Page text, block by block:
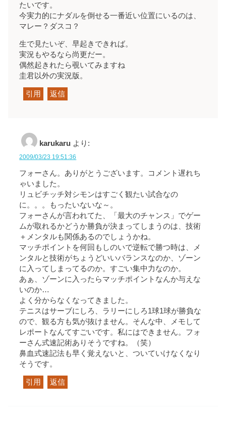
たいです。
今実力的にナダルを倒せる一番近い位置にいるのは、
マレー？ダスコ？
生で見たいぞ、早起きできれば。
実況もやるなら尚更だー。
偶然起きれたら覗いてみますね
圭君以外の実況版。
引用 返信
karukaru より:
2009/03/23 19:51:36
フォーさん。ありがとうございます。コメント遅れち
ゃいました。
リュビチッチ対シモンはすごく観たい試合なの
に。。。もったいないな～。
フォーさんが言われてた、「最大のチャンス」でゲー
ムが取れるかどうか勝負が決まってしまうのは、技術
＋メンタルも関係あるのでしょうかね。
マッチポイントを何回もしのいで逆転で勝つ時は、メ
ンタルと技術がちょうどいいバランスなのか、ゾーン
に入ってしまってるのか。すごい集中力なのか。
あぁ、ゾーンに入ったらマッチポイントなんか与えな
いのか…
よく分からなくなってきました。
テニスはサーブにしろ、ラリーにしろ1球1球が勝負な
ので、観る方も気が抜けません。そんな中、メモして
レポートなんてすごいです。私にはできません。フォ
ーさん式速記術ありそうですね。（笑）
鼻血式速記法も早く覚えないと、ついていけなくなり
そうです。
引用 返信